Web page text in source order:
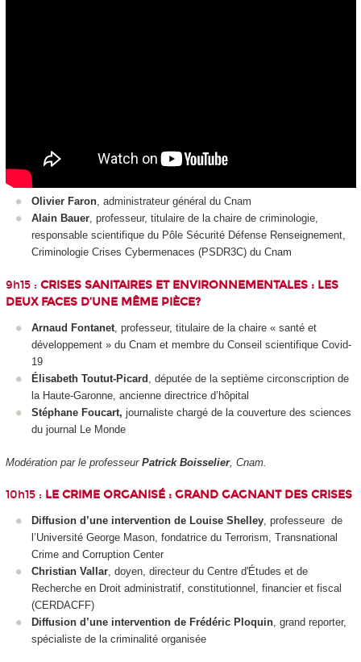
Olivier Faron, administrateur général du Cnam
Alain Bauer, professeur, titulaire de la chaire de criminologie,
responsable scientifique du Pôle Sécurité Défense Renseignement,
Criminologie Crises Cybermenaces (PSDR3C) du Cnam
9h15 : CRISES SANITAIRES ET ENVIRONNEMENTALES : LES
DEUX FACES D’UNE MÊME PIÈCE?
Arnaud Fontanet, professeur, titulaire de la chaire « santé et
développement » du Cnam et membre du Conseil scientifique Covid-
19
Élisabeth Toutut-Picard , députée de la septième circonscription de
la Haute-Garonne, ancienne directrice d’hôpital
Stéphane Foucart, journaliste chargé de la couverture des sciences
du journal Le Monde
Modération par le professeur Patrick Boisselier, Cnam.
10h15 : LE CRIME ORGANISÉ : GRAND GAGNANT DES CRISES
Diffusion d’une intervention de Louise Shelley, professeure de
l’Université George Mason, fondatrice du Terrorism, Transnational
Crime and Corruption Center
Christian Vallar, doyen, directeur du Centre d'Études et de
Recherche en Droit administratif, constitutionnel, financier et fiscal
(CERDACFF)
Diffusion d’une intervention de Frédéric Ploquin, grand reporter,
spécialiste de la criminalité organisée